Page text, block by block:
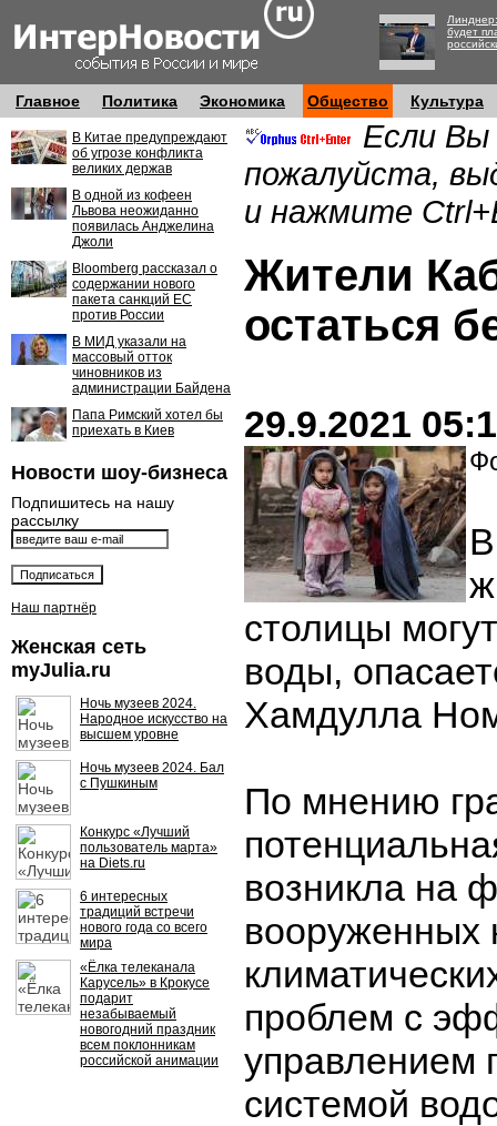
будет
Главное Политика Экономика Общество Культура
В Китае предупреждают
об угрозе конфликта
великих держав
В одной из кофеен
Львова неожиданно
появилась Анджелина
Джоли
Bloomberg рассказал о
содержании нового
пакета санкций ЕС
против России
В МИД указали на
массовый отток
чиновников из
администрации Байдена
Папа Римский хотел бы
приехать в Киев
Новости шоу-бизнеса
Подпишитесь на нашу
рассылку
Наш партнёр
Женская сеть
myJulia.ru
Ночь музеев 2024.
Народное искусство на
высшем уровне
Ночь музеев 2024. Бал
с Пушкиным
Конкурс «Лучший
пользователь марта»
на Diets.ru
6 интересных
традиций встречи
нового года со всего
мира
«Ёлка телеканала
Карусель» в Крокусе
подарит
незабываемый
новогодний праздник
всем поклонникам
российской анимации
Если Вы
пожалуйста,
и нажмите
Жители
остаться
29.9.2021
столицы
воды,
Хамдулла
По мнению
возникла на
вооруженных
проблем с
управлением
системой